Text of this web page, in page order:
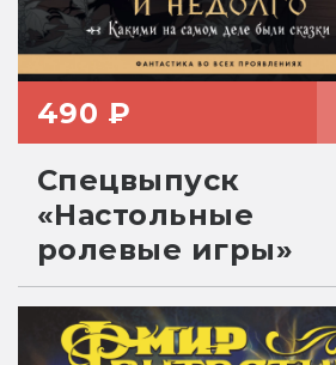
490 ₽
Спецвыпуск
«Настольные
ролевые игры»